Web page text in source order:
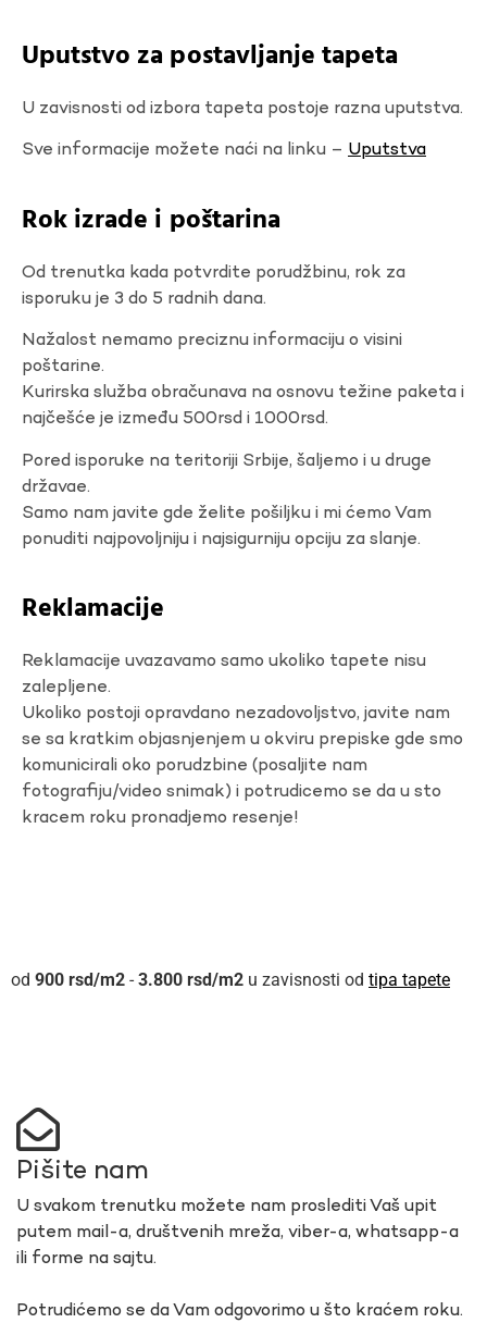
Uputstvo za postavljanje tapeta
U zavisnosti od izbora tapeta postoje razna uputstva.
Sve informacije možete naći na linku – Uputstva
Rok izrade i poštarina
Od trenutka kada potvrdite porudžbinu, rok za
isporuku je 3 do 5 radnih dana.
Nažalost nemamo preciznu informaciju o visini
poštarine.
Kurirska služba obračunava na osnovu težine paketa i
najčešće je između 500rsd i 1000rsd.
Pored isporuke na teritoriji Srbije, šaljemo i u druge
državae.
Samo nam javite gde želite pošiljku i mi ćemo Vam
ponuditi najpovoljniju i najsigurniju opciju za slanje.
Reklamacije
Reklamacije uvazavamo samo ukoliko tapete nisu
zalepljene.
Ukoliko postoji opravdano nezadovoljstvo, javite nam
se sa kratkim objasnjenjem u okviru prepiske gde smo
komunicirali oko porudzbine (posaljite nam
fotografiju/video snimak) i potrudicemo se da u sto
kracem roku pronadjemo resenje!
900 rsd - 3.800 rsd u zavisnosti od tipa tapete
Pišite nam
U svakom trenutku možete nam proslediti Vaš upit
putem mail-a, društvenih mreža, viber-a, whatsapp-a
ili forme na sajtu.
Potrudićemo se da Vam odgovorimo u što kraćem roku.